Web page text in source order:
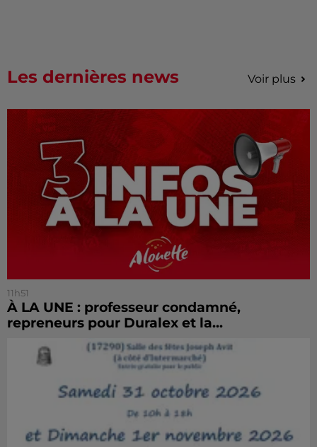
Les dernières news Voir plus
11h51
À LA UNE : professeur condamné,
repreneurs pour Duralex et la...